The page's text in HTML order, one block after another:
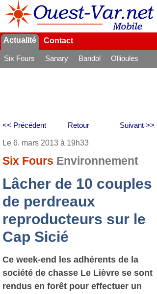
Actualité Contact
Six Fours Sanary Bandol
Ollioules
Retour
<< Précédent Suivant >>
Le 6. mars 2013 à 19h33
Six Fours Environnement
Lâcher de 10 couples
de perdreaux
reproducteurs sur le
Cap Sicié
Ce week-end les adhérents de la
société de chasse Le Lièvre se sont
rendus en forêt pour effectuer un